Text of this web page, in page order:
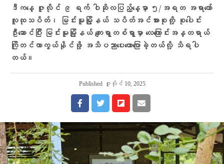
ဒီကနေ့ ဇူလိုင် ၉ ရက် ဝါဆိုလပြည့်နေ့မှာ ၅/အရတ အရာတော်
လူထုသပိတ်၊ မြင်းမူမြို့နယ် သပိတ်အင်အားစုတို့ စုပေါင်း
ဦးဆောင်ပြီး မြင်းမူမြို့နယ် ကျေးရွာတစ်ရွာမှာ လေကြောင်းအန္တရာယ်
ကြိုတင်ကာကွယ်နိုင်ဖို့ အသိပညာပေးဟောပြောခဲ့တယ်လို့ သိရပါ
တယ်။
Published ဇူလိုင် 10, 2025